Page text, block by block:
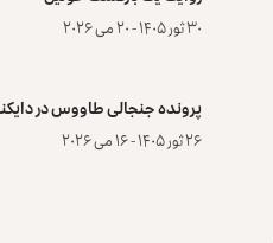
۳۰ ثور ۱۴۰۵ - ۲۰ می ۲۰۲۶
پرونده‌ جنجالی طاووس در
۲۶ ثور ۱۴۰۵ - ۱۶ می ۲۰۲۶